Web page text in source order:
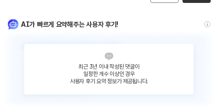
AI가 빠르게 요약해주는 사용자 후기!
최근 3년 이내 작성된 댓글이
일정한 개수 이상인 경우
사용자 후기 요약 정보가 제공됩니다.